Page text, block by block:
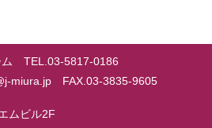
ム TEL.03-5817-0186
miura.jp FAX.03-3835-9605
ムビル2F